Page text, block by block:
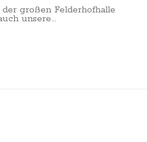
großen Felderhofhalle
unsere...